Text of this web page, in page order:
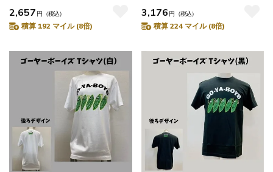
2,657 円 （税込）
積算 192 マイル (8倍)
3,176 円 （税込）
積算 224 マイル (8倍)